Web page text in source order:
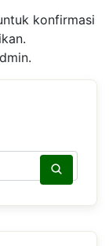
konfirmasi